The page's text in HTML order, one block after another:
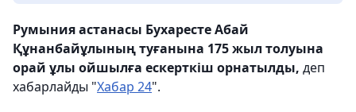
Румыния астанасы Бухаресте Абай
Құнанбайұлының туғанына 175 жыл толуына
орай ұлы ойшылға ескерткіш орнатылды, деп
хабарлайды "Хабар 24".